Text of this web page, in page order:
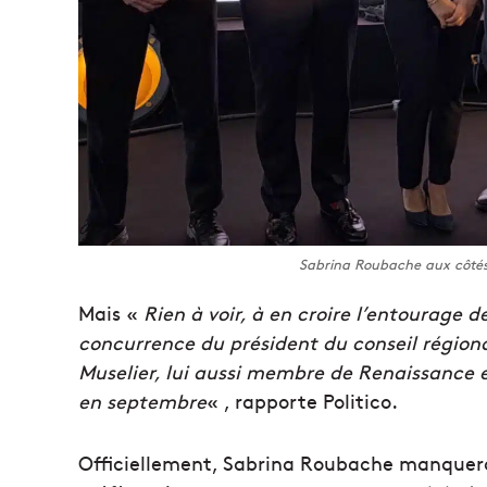
Sabrina Roubache aux
Mais « Rien à voir, à en croire l’entourage
concurrence du président du conseil
Muselier, lui aussi membre de
en septembre« , rapporte Politico.
Officiellement, Sabrina Roubache